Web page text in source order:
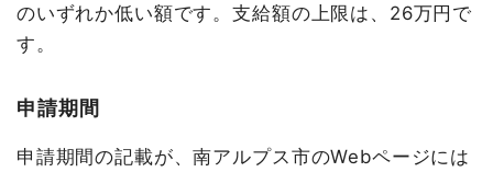
のいずれか低い額です。支給額の上限は、26万円で
す。
申請期間
申請期間の記載が、南アルプス市のWebページには